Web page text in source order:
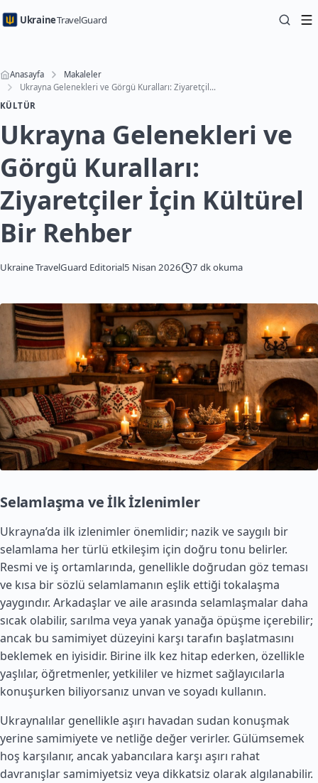
UkraineTravelGuard
Anasayfa
Makaleler
Ukrayna Gelenekleri ve Görgü Kuralları: Ziyaretçiler İçin Kültürel Bir Rehber
KÜLTÜR
Ukrayna Gelenekleri ve
Görgü Kuralları:
Ziyaretçiler İçin Kültürel
Bir Rehber
Ukraine TravelGuard Editorial5 Nisan 2026 7 dk okuma
Selamlaşma ve İlk İzlenimler
Ukrayna’da ilk izlenimler önemlidir; nazik ve saygılı bir
selamlama her türlü etkileşim için doğru tonu belirler.
Resmi ve iş ortamlarında, genellikle doğrudan göz teması
ve kısa bir sözlü selamlamanın eşlik ettiği tokalaşma
yaygındır. Arkadaşlar ve aile arasında selamlaşmalar daha
sıcak olabilir, sarılma veya yanak yanağa öpüşme içerebilir;
ancak bu samimiyet düzeyini karşı tarafın başlatmasını
beklemek en iyisidir. Birine ilk kez hitap ederken, özellikle
yaşlılar, öğretmenler, yetkililer ve hizmet sağlayıcılarla
konuşurken biliyorsanız unvan ve soyadı kullanın.
Ukraynalılar genellikle aşırı havadan sudan konuşmak
yerine samimiyete ve netliğe değer verirler. Gülümsemek
hoş karşılanır, ancak yabancılara karşı aşırı rahat
davranışlar samimiyetsiz veya dikkatsiz olarak algılanabilir.